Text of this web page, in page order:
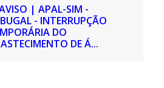
| APAL-SIM -
- INTERRUPÇÃO
DO
DE Á...